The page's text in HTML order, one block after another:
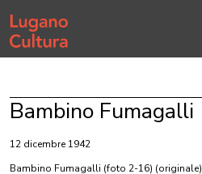
Home page
Bambino Fumagalli
12 dicembre 1942
Bambino Fumagalli (foto 2-16) (originale)